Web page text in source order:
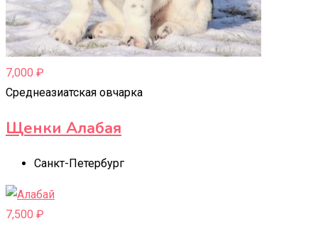
7,000 ₽
Среднеазиатская овчарка
Щенки Алабая
Санкт-Петербург
7,500 ₽